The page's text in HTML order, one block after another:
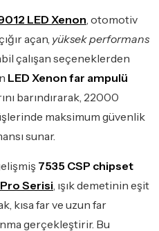
LED Xenon, otomotiv
açan, yüksek performans
çalışan seçeneklerden
LED Xenon far ampulü
barındırarak, 22000
maksimum güvenlik
sunar.
7535 CSP chipset
Serisi, ışık demetinin eşit
kısa far ve uzun far
gerçekleştirir. Bu